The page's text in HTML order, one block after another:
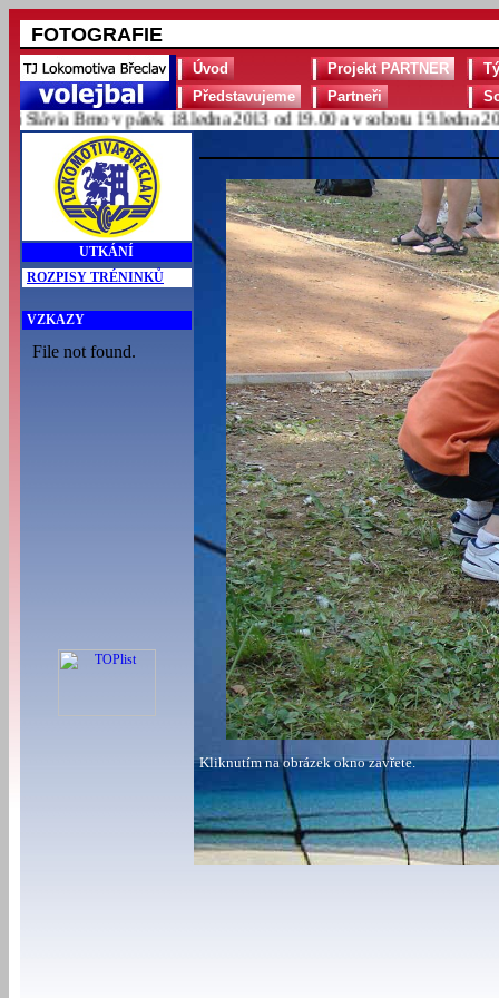
FOTOGRAFIE
Úvod Projekt PARTNER
Představujeme
Partneři
Brno v pátek 18.ledna 2013 od 19.00 a v sobotu 19.ledna 2013
UTKÁNÍ
ROZPISY TRÉNINKŮ
VZKAZY
Kliknutím na obrázek okno zavřete.